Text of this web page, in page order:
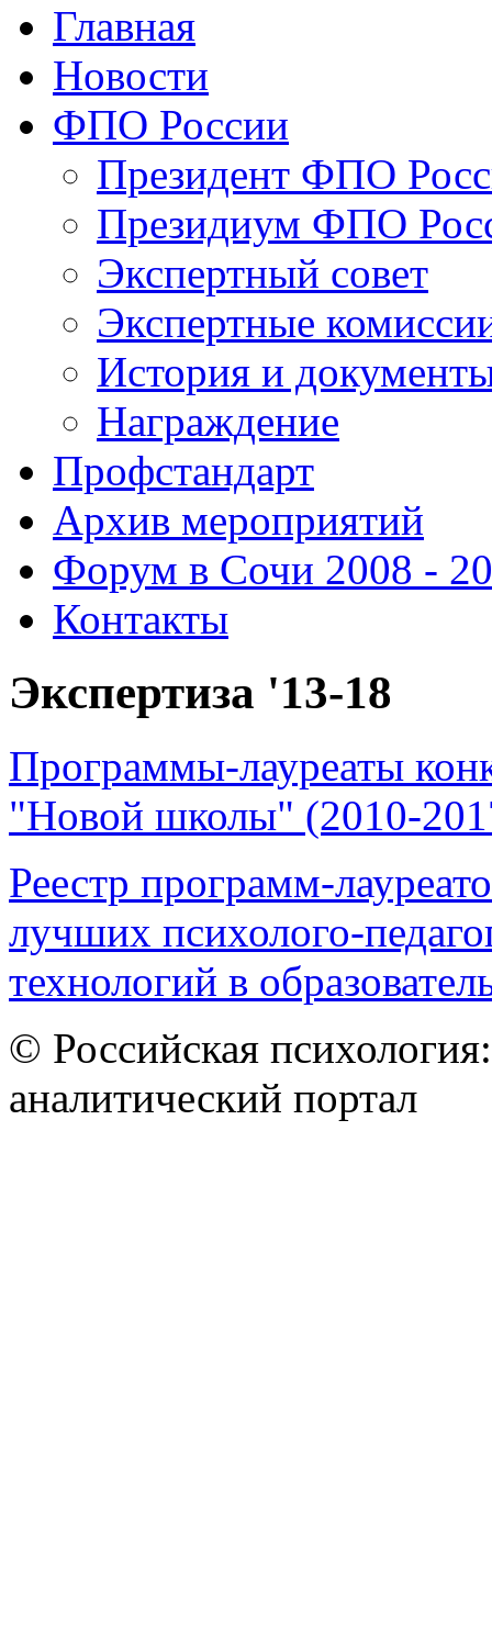
Главная
Новости
ФПО России
Президент ФПО
Президиум ФПО
Экспертный совет
Экспертные
История и
Награждение
Профстандарт
Архив мероприятий
Форум в Сочи 2008 -
Контакты
Экспертиза '13-18
Программы-лауреаты
"Новой школы" (2010-
Реестр программ-
лучших психолого-
технологий в
© Российская
аналитический портал